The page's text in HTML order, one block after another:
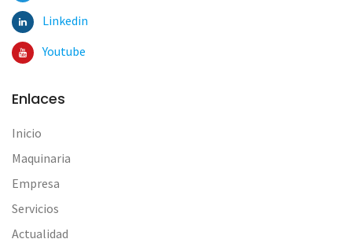
Linkedin
Youtube
Enlaces
Inicio
Maquinaria
Empresa
Servicios
Actualidad